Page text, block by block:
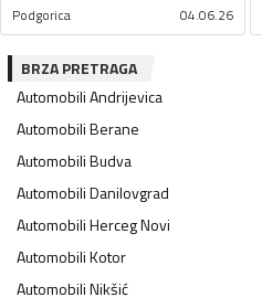
Podgorica 04.06.26
BRZA PRETRAGA
AutomobiliAndrijevica
AutomobiliBerane
AutomobiliBudva
AutomobiliDanilovgrad
AutomobiliHerceg Novi
AutomobiliKotor
AutomobiliNikšić